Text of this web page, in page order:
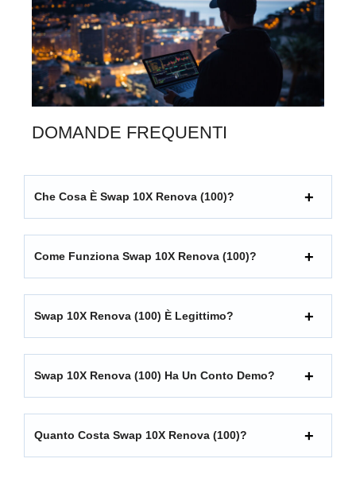
DOMANDE FREQUENTI
Che Cosa È Swap 10X Renova (100)?
Come Funziona Swap 10X Renova (100)?
Swap 10X Renova (100) È Legittimo?
Swap 10X Renova (100) Ha Un Conto Demo?
Quanto Costa Swap 10X Renova (100)?